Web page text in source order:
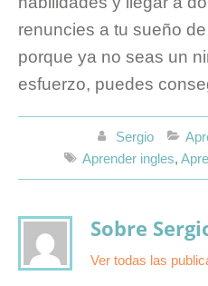
renuncies a tu sueño
porque ya no seas un
esfuerzo, puedes
Sergio
Aprender ingles,
Sobre
Ver todas las